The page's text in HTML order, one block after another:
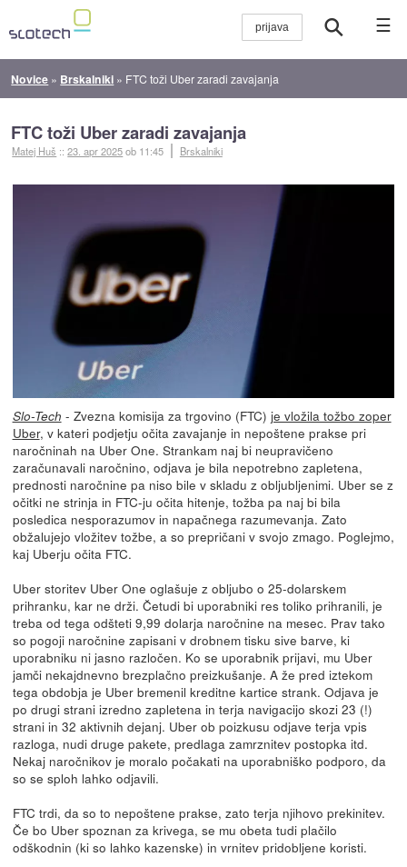
☰
Novice » Brskalniki » FTC toži Uber zaradi zavajanja
FTC toži Uber zaradi zavajanja
Matej Huš ::23. apr 2025ob 11:45 Brskalniki
Slo-Tech - Zvezna komisija za trgovino (FTC) je vložila tožbo zoper
Uber, v kateri podjetju očita zavajanje in nepoštene prakse pri
naročninah na Uber One. Strankam naj bi neupravičeno
zaračunavali naročnino, odjava je bila nepotrebno zapletena,
prednosti naročnine pa niso bile v skladu z obljubljenimi. Uber se z
očitki ne strinja in FTC-ju očita hitenje, tožba pa naj bi bila
posledica nesporazumov in napačnega razumevanja. Zato
obžalujejo vložitev tožbe, a so prepričani v svojo zmago. Poglejmo,
kaj Uberju očita FTC.
Uber storitev Uber One oglašuje z obljubo o 25-dolarskem
prihranku, kar ne drži. Četudi bi uporabniki res toliko prihranili, je
treba od tega odšteti 9,99 dolarja naročnine na mesec. Prav tako
so pogoji naročnine zapisani v drobnem tisku sive barve, ki
uporabniku ni jasno razločen. Ko se uporabnik prijavi, mu Uber
jamči nekajdnevno brezplačno preizkušanje. A že pred iztekom
tega obdobja je Uber bremenil kreditne kartice strank. Odjava je
po drugi strani izredno zapletena in terja navigacijo skozi 23 (!)
strani in 32 aktivnih dejanj. Uber ob poizkusu odjave terja vpis
razloga, nudi druge pakete, predlaga zamrznitev postopka itd.
Nekaj naročnikov je moralo počakati na uporabniško podporo, da
so se sploh lahko odjavili.
FTC trdi, da so to nepoštene prakse, zato terja njihovo prekinitev.
Če bo Uber spoznan za krivega, se mu obeta tudi plačilo
odškodnin (ki so lahko kazenske) in vrnitev pridobljene koristi.